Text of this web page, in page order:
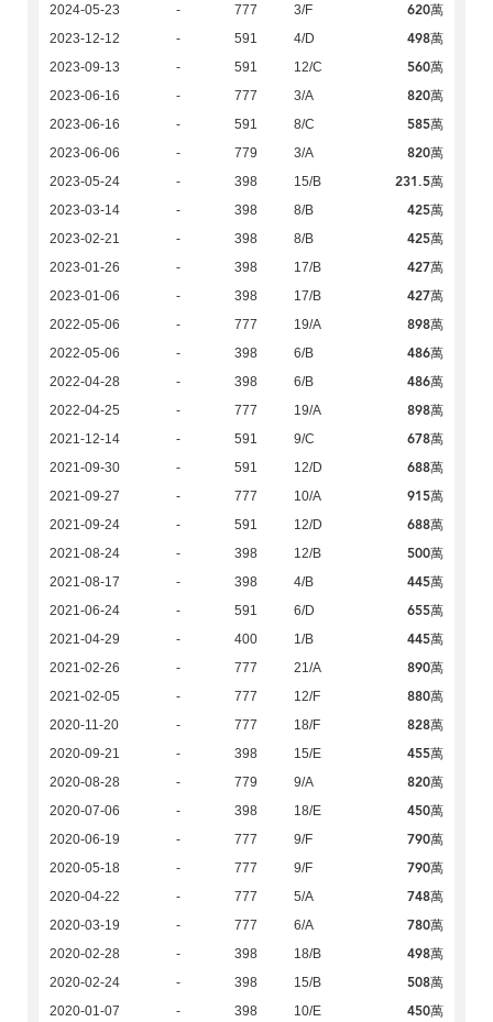
2024-05-23 - 777 3/F 620萬
2023-12-12 - 591 4/D 498萬
2023-09-13 - 591 12/C 560萬
2023-06-16 - 777 3/A 820萬
2023-06-16 - 591 8/C 585萬
2023-06-06 - 779 3/A 820萬
2023-05-24 - 398 15/B 231.5萬
2023-03-14 - 398 8/B 425萬
2023-02-21 - 398 8/B 425萬
2023-01-26 - 398 17/B 427萬
2023-01-06 - 398 17/B 427萬
2022-05-06 - 777 19/A 898萬
2022-05-06 - 398 6/B 486萬
2022-04-28 - 398 6/B 486萬
2022-04-25 - 777 19/A 898萬
2021-12-14 - 591 9/C 678萬
2021-09-30 - 591 12/D 688萬
2021-09-27 - 777 10/A 915萬
2021-09-24 - 591 12/D 688萬
2021-08-24 - 398 12/B 500萬
2021-08-17 - 398 4/B 445萬
2021-06-24 - 591 6/D 655萬
2021-04-29 - 400 1/B 445萬
2021-02-26 - 777 21/A 890萬
2021-02-05 - 777 12/F 880萬
2020-11-20 - 777 18/F 828萬
2020-09-21 - 398 15/E 455萬
2020-08-28 - 779 9/A 820萬
2020-07-06 - 398 18/E 450萬
2020-06-19 - 777 9/F 790萬
2020-05-18 - 777 9/F 790萬
2020-04-22 - 777 5/A 748萬
2020-03-19 - 777 6/A 780萬
2020-02-28 - 398 18/B 498萬
2020-02-24 - 398 15/B 508萬
2020-01-07 - 398 10/E 450萬